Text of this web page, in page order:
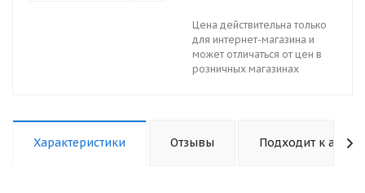
Цена действительна только
для интернет-магазина и
может отличаться от цен в
розничных магазинах
Характеристики Отзывы Подходит к авто